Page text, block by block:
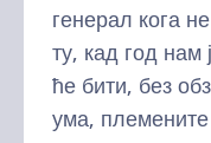
генерал кога
ту, кад год
ће бити, без
ума,